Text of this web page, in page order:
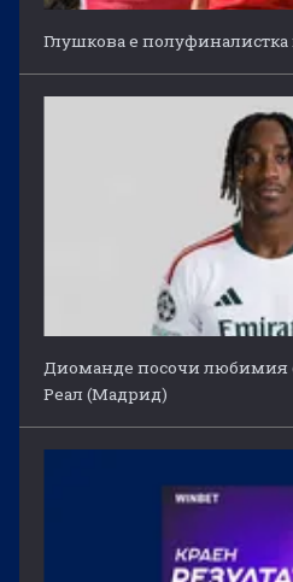
Глушкова е
Диоманде посочи любимия
Реал (Мадрид)